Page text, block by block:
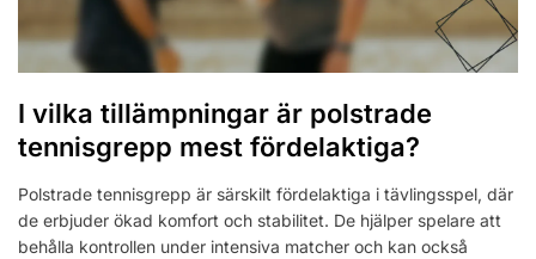
I vilka tillämpningar är polstrade
tennisgrepp mest fördelaktiga?
Polstrade tennisgrepp är särskilt fördelaktiga i tävlingsspel, där
de erbjuder ökad komfort och stabilitet. De hjälper spelare att
behålla kontrollen under intensiva matcher och kan också